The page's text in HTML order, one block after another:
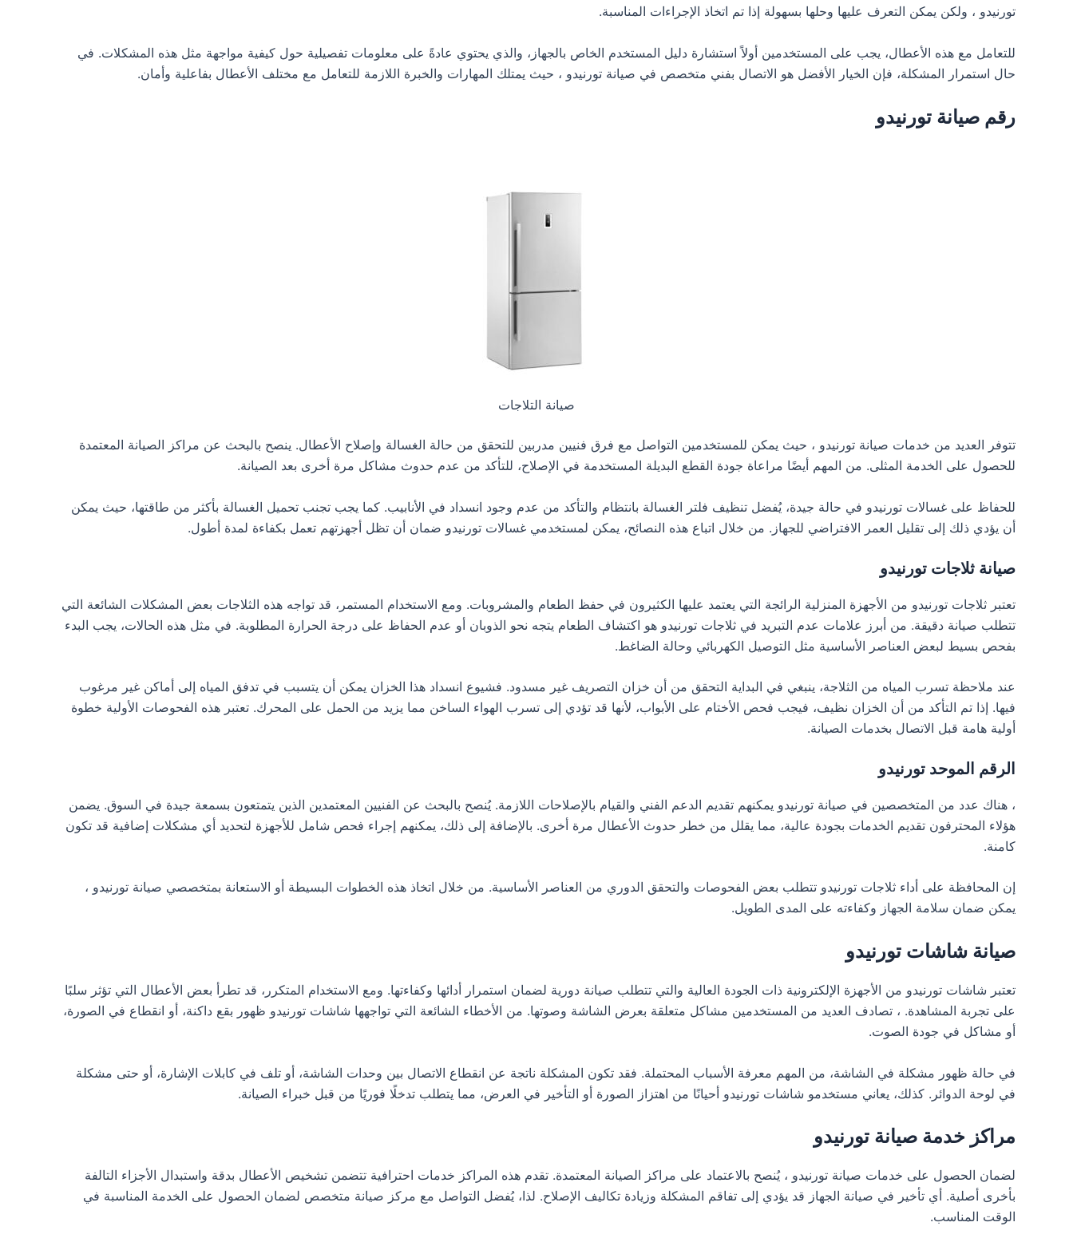
تورنيدو ، ولكن يمكن التعرف عليها وحلها بسهولة إذا تم اتخاذ الإجراءات المناسبة.
للتعامل مع هذه الأعطال، يجب على المستخدمين أولاً استشارة دليل المستخدم الخاص بالجهاز، والذي يحتوي عادةً على معلومات تفصيلية حول كيفية مواجهة مثل هذه المشكلات. في
حال استمرار المشكلة، فإن الخيار الأفضل هو الاتصال بفني متخصص في صيانة تورنيدو ، حيث يمتلك المهارات والخبرة اللازمة للتعامل مع مختلف الأعطال بفاعلية وأمان.
رقم صيانة تورنيدو
صيانة التلاجات
تتوفر العديد من خدمات صيانة تورنيدو ، حيث يمكن للمستخدمين التواصل مع فرق فنيين مدربين للتحقق من حالة الغسالة وإصلاح الأعطال. ينصح بالبحث عن مراكز الصيانة المعتمدة
للحصول على الخدمة المثلى. من المهم أيضًا مراعاة جودة القطع البديلة المستخدمة في الإصلاح، للتأكد من عدم حدوث مشاكل مرة أخرى بعد الصيانة.
للحفاظ على غسالات تورنيدو في حالة جيدة، يُفضل تنظيف فلتر الغسالة بانتظام والتأكد من عدم وجود انسداد في الأنابيب. كما يجب تجنب تحميل الغسالة بأكثر من طاقتها، حيث يمكن
أن يؤدي ذلك إلى تقليل العمر الافتراضي للجهاز. من خلال اتباع هذه النصائح، يمكن لمستخدمي غسالات تورنيدو ضمان أن تظل أجهزتهم تعمل بكفاءة لمدة أطول.
صيانة ثلاجات تورنيدو
تعتبر ثلاجات تورنيدو من الأجهزة المنزلية الرائجة التي يعتمد عليها الكثيرون في حفظ الطعام والمشروبات. ومع الاستخدام المستمر، قد تواجه هذه الثلاجات بعض المشكلات الشائعة التي
تتطلب صيانة دقيقة. من أبرز علامات عدم التبريد في ثلاجات تورنيدو هو اكتشاف الطعام يتجه نحو الذوبان أو عدم الحفاظ على درجة الحرارة المطلوبة. في مثل هذه الحالات، يجب البدء
بفحص بسيط لبعض العناصر الأساسية مثل التوصيل الكهربائي وحالة الضاغط.
عند ملاحظة تسرب المياه من الثلاجة، ينبغي في البداية التحقق من أن خزان التصريف غير مسدود. فشيوع انسداد هذا الخزان يمكن أن يتسبب في تدفق المياه إلى أماكن غير مرغوب
فيها. إذا تم التأكد من أن الخزان نظيف، فيجب فحص الأختام على الأبواب، لأنها قد تؤدي إلى تسرب الهواء الساخن مما يزيد من الحمل على المحرك. تعتبر هذه الفحوصات الأولية خطوة
أولية هامة قبل الاتصال بخدمات الصيانة.
الرقم الموحد تورنيدو
، هناك عدد من المتخصصين في صيانة تورنيدو يمكنهم تقديم الدعم الفني والقيام بالإصلاحات اللازمة. يُنصح بالبحث عن الفنيين المعتمدين الذين يتمتعون بسمعة جيدة في السوق. يضمن
هؤلاء المحترفون تقديم الخدمات بجودة عالية، مما يقلل من خطر حدوث الأعطال مرة أخرى. بالإضافة إلى ذلك، يمكنهم إجراء فحص شامل للأجهزة لتحديد أي مشكلات إضافية قد تكون
كامنة.
إن المحافظة على أداء ثلاجات تورنيدو تتطلب بعض الفحوصات والتحقق الدوري من العناصر الأساسية. من خلال اتخاذ هذه الخطوات البسيطة أو الاستعانة بمتخصصي صيانة تورنيدو ،
يمكن ضمان سلامة الجهاز وكفاءته على المدى الطويل.
صيانة شاشات تورنيدو
تعتبر شاشات تورنيدو من الأجهزة الإلكترونية ذات الجودة العالية والتي تتطلب صيانة دورية لضمان استمرار أدائها وكفاءتها. ومع الاستخدام المتكرر، قد تطرأ بعض الأعطال التي تؤثر سلبًا
على تجربة المشاهدة. ، تصادف العديد من المستخدمين مشاكل متعلقة بعرض الشاشة وصوتها. من الأخطاء الشائعة التي تواجهها شاشات تورنيدو ظهور بقع داكنة، أو انقطاع في الصورة،
أو مشاكل في جودة الصوت.
في حالة ظهور مشكلة في الشاشة، من المهم معرفة الأسباب المحتملة. فقد تكون المشكلة ناتجة عن انقطاع الاتصال بين وحدات الشاشة، أو تلف في كابلات الإشارة، أو حتى مشكلة
في لوحة الدوائر. كذلك، يعاني مستخدمو شاشات تورنيدو أحيانًا من اهتزاز الصورة أو التأخير في العرض، مما يتطلب تدخلًا فوريًا من قبل خبراء الصيانة.
مراكز خدمة صيانة تورنيدو
لضمان الحصول على خدمات صيانة تورنيدو ، يُنصح بالاعتماد على مراكز الصيانة المعتمدة. تقدم هذه المراكز خدمات احترافية تتضمن تشخيص الأعطال بدقة واستبدال الأجزاء التالفة
بأخرى أصلية. أي تأخير في صيانة الجهاز قد يؤدي إلى تفاقم المشكلة وزيادة تكاليف الإصلاح. لذا، يُفضل التواصل مع مركز صيانة متخصص لضمان الحصول على الخدمة المناسبة في
الوقت المناسب.